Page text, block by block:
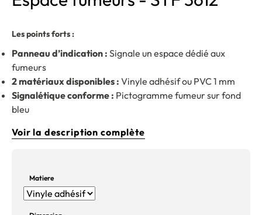
Les points forts :
Panneau d’indication : Signale un espace dédié aux
fumeurs
2 matériaux disponibles : Vinyle adhésif ou PVC 1 mm
Signalétique conforme : Pictogramme fumeur sur fond
bleu
Voir la description complète
Matiere